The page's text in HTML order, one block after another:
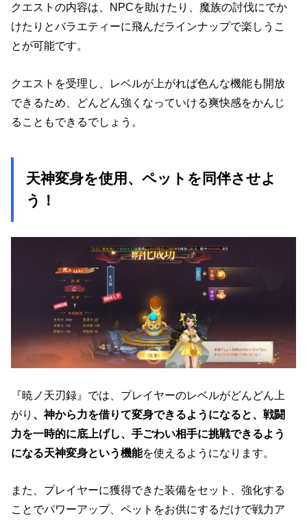
クエストの内容は、NPCを助けたり、魔族の討伐にでか
けたりとバラエティーに飛んだラインナップで楽しうこ
とが可能です。
クエストを受理し、レベルが上がれば色んな機能も開放
できるため、どんどん強くなっていける爽快感をかんじ
ることもできるでしょう。
天神変身を使用、ペットを同伴させよ
う！
『暁ノ天刃録』では、プレイヤーのレベルがどんどん上
がり 、神から力を借りて変身できるようになると、戦闘
力を一時的に底上げし、手ごわい相手に挑戦できるよう
になる天神変身という機能を使えるようになります。
また、プレイヤーに獲得できた装備をセット、強化する
ことでパワーアップ、ペットをお供にするだけで戦力ア